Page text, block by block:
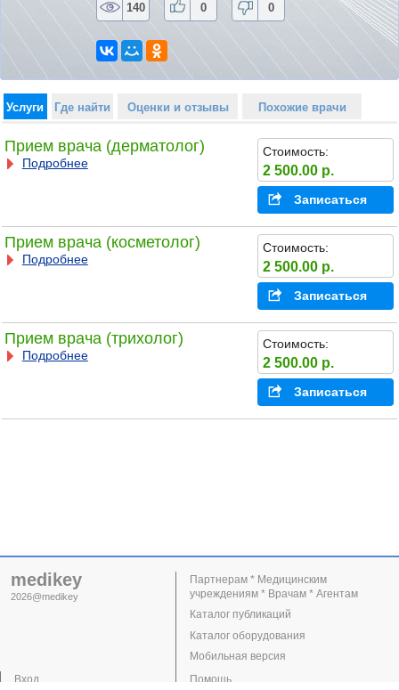
140 0 0
Услуги Где найти Оценки и отзывы Похожие врачи
Прием врача (дерматолог)
Подробнее
Стоимость:
2 500.00 р.
Записаться
Прием врача (косметолог)
Подробнее
Стоимость:
2 500.00 р.
Записаться
Прием врача (трихолог)
Подробнее
Стоимость:
2 500.00 р.
Записаться
medikey
2026@medikey
Вход
Партнерам * Медицинским
учреждениям * Врачам * Агентам
Каталог публикаций
Каталог оборудования
Мобильная версия
Помощь